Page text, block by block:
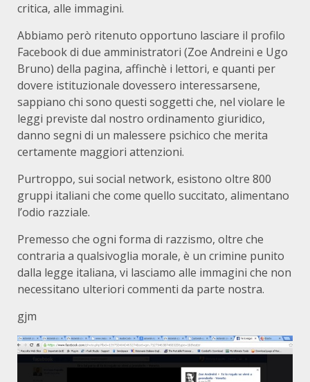
critica, alle immagini.
Abbiamo però ritenuto opportuno lasciare il profilo
Facebook di due amministratori (Zoe Andreini e Ugo
Bruno) della pagina, affinchè i lettori, e quanti per
dovere istituzionale dovessero interessarsene,
sappiano chi sono questi soggetti che, nel violare le
leggi previste dal nostro ordinamento giuridico,
danno segni di un malessere psichico che merita
certamente maggiori attenzioni.
Purtroppo, sui social network, esistono oltre 800
gruppi italiani che come quello succitato, alimentano
l’odio razziale.
Premesso che ogni forma di razzismo, oltre che
contraria a qualsivoglia morale, è un crimine punito
dalla legge italiana, vi lasciamo alle immagini che non
necessitano ulteriori commenti da parte nostra.
gjm